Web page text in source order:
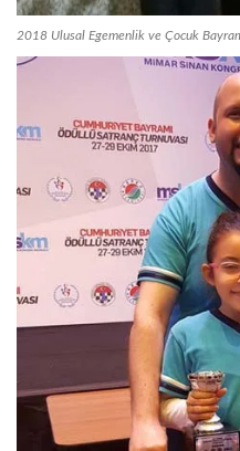
2018 Ulusal Egemenlik ve Çocuk